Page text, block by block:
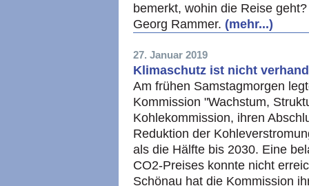
bemerkt, wohin die Reise
Georg Rammer. (mehr...)
27. Januar 2019
Klimaschutz ist nicht
Am frühen Samstagmorgen
Kommission "Wachstum,
Kohlekommission, ihren
Reduktion der
als die Hälfte bis 2030. Eine
CO2-Preises konnte nicht
Schönau hat die Kommission